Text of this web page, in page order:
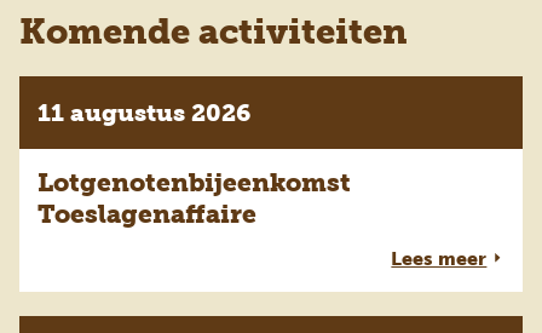
Komende activiteiten
11 augustus 2026
Lotgenotenbijeenkomst
Toeslagenaffaire
Lees meer